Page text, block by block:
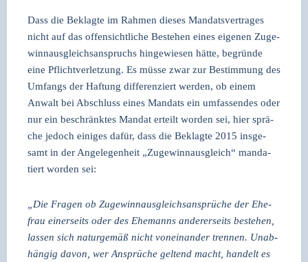
Dass die Beklag­te im Rah­men die­ses Man­dats­ver­tra­ges
nicht auf das offen­sicht­li­che Bestehen eines eige­nen Zuge­
winn­aus­gleichs­an­spruchs hin­ge­wie­sen hät­te, begrün­de
eine Pflicht­ver­let­zung. Es müs­se zwar zur Bestim­mung des
Umfangs der Haf­tung dif­fe­ren­ziert wer­den, ob einem
Anwalt bei Abschluss eines Man­dats ein umfas­sen­des oder
nur ein beschränk­tes Man­dat erteilt wor­den sei, hier sprä­
che jedoch eini­ges dafür, dass die Beklag­te 2015 ins­ge­
samt in der Ange­le­gen­heit „Zuge­winn­aus­gleich“ man­da­
tiert wor­den sei:
„Die Fra­gen ob Zuge­winn­aus­gleichs­an­sprü­che der Ehe­
frau einer­seits oder des Ehe­manns ande­rer­seits bestehen,
las­sen sich natur­ge­mäß nicht von­ein­an­der tren­nen. Unab­
hän­gig davon, wer Ansprü­che gel­tend macht, han­delt es